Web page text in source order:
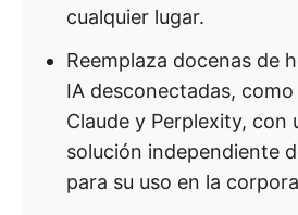
cualquier lugar.
Reemplaza docenas de
IA desconectadas, como
Claude y Perplexity, con
solución independiente
para su uso en la